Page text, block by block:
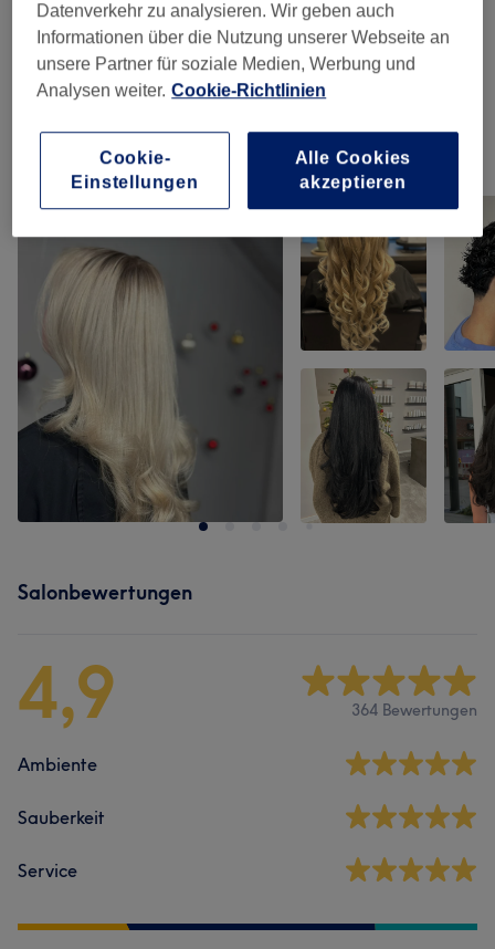
Strähnen (3) ab 120 €
Haarkuren & Pflege (3)
Unsere Arbeit
Bild anklicken für weitere Details
Salonbewertungen
4,9 364 Bewertungen
Ambiente
Sauberkeit
Service
Datenverkehr zu analysieren. Wir geben auch
Informationen über die Nutzung unserer Webseite an
unsere Partner für soziale Medien, Werbung und
Analysen weiter. Cookie-Richtlinien
Cookie-
Einstellungen
Alle Cookies
akzeptieren